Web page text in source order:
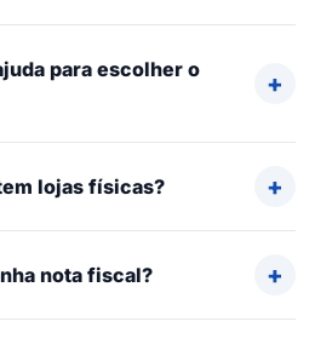
para escolher o
lojas físicas?
nota fiscal?